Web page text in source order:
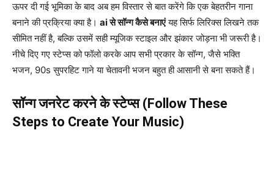
ऊपर दी गई भूमिका के बाद अब हम विस्तार से बात करेंगे कि एक बेहतरीन गाना
बनाने की प्रक्रिया क्या है। ai से सॉन्ग कैसे बनाएंयह सिर्फ लिरिक्स लिखने तक
सीमित नहीं है, बल्कि उसमें सही म्यूजिक स्टाइल और झंकार जोड़ना भी जरूरी है।
नीचे दिए गए स्टेप्स को फॉलो करके आप सभी प्रकार के सॉन्ग, जैसे भक्ति
भजन, 90s सुपरहिट गाने या चेतावनी भजन बहुत ही आसानी से बना सकते हैं।
सॉन्ग जनरेट करने के स्टेप्स (Follow These
Steps to Create Your Music)